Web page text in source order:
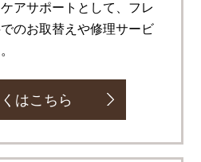
アサポートとして、フレ
のお取替えや修理サービ
はこちら